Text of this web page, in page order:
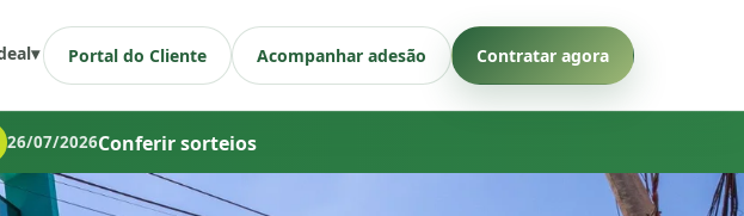
▾ Portal do Cliente Acompanhar adesão Contratar agora
26/07/2026Conferir sorteios